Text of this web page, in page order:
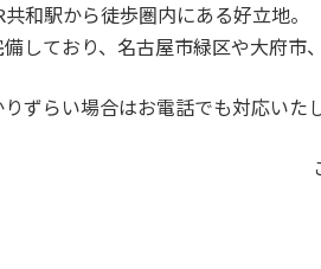
共和駅から徒歩圏内にある好立地。
しており、名古屋市緑区や大府市
ずらい場合はお電話でも対応いた